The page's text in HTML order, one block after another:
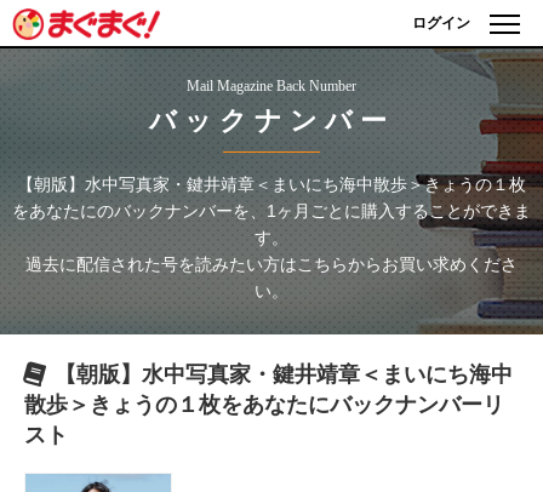
ログイン
Mail Magazine Back Number
バックナンバー
【朝版】水中写真家・鍵井靖章＜まいにち海中散歩＞きょうの１枚
をあなたにのバックナンバーを、1ヶ月ごとに購入することができま
す。
過去に配信された号を読みたい方はこちらからお買い求めくださ
い。
【朝版】水中写真家・鍵井靖章＜まいにち海中
散歩＞きょうの１枚をあなたにバックナンバーリ
スト